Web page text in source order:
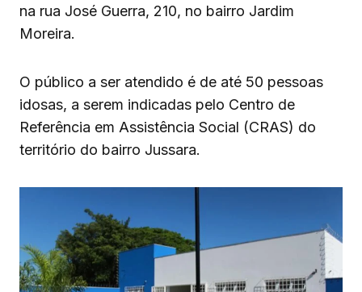
na rua José Guerra, 210, no bairro Jardim
Moreira.
O público a ser atendido é de até 50 pessoas
idosas, a serem indicadas pelo Centro de
Referência em Assistência Social (CRAS) do
território do bairro Jussara.